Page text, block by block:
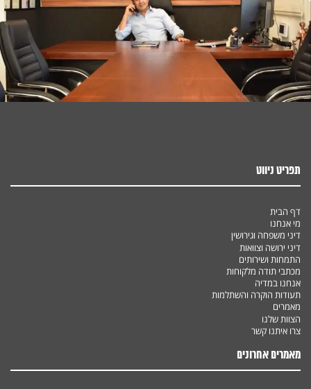
תפריט ניווט
דף הבית
מי אנחנו
דיני משפחה וגירושין
דיני ירושה וצוואות
התמחות ושירותים
מכתבי תודה מלקוחות
אנחנו במדיה
תעודות הוקרה והשתלמות
מאמרים
הצוות שלנו
צרו איתנו קשר
מאמרים אחרונים